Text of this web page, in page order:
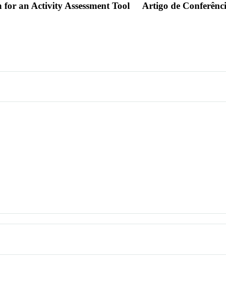
an Activity Assessment Tool Artigo de